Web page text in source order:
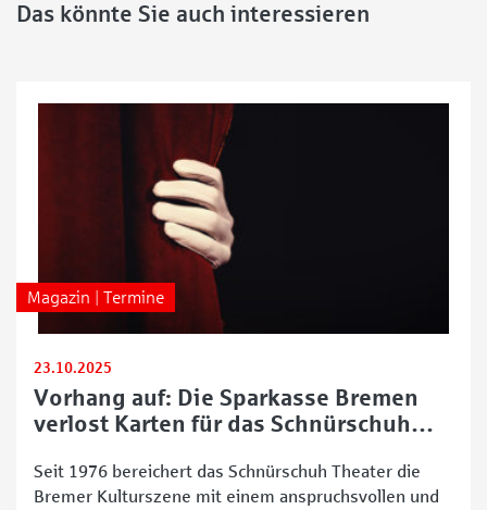
Das könnte Sie auch interessieren
Magazin | Termine
23.10.2025
Vorhang auf: Die Sparkasse Bremen
verlost Karten für das Schnürschuh
Seit 1976 bereichert das Schnürschuh Theater die
Bremer Kulturszene mit einem anspruchsvollen und